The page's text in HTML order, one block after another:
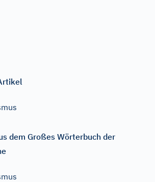
dem Großes Wörterbuch der